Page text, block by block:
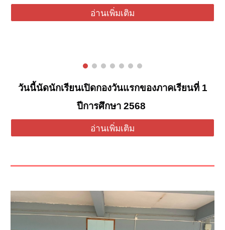
อ่านเพิ่มเติม
วันนี้นัดนักเรียนเปิดกองวันแรกของภาคเรียนที่ 1
ปีการศึกษา 2568
อ่านเพิ่มเติม